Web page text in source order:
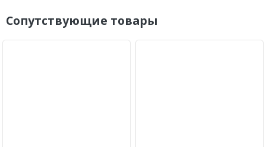
Сопутствующие товары